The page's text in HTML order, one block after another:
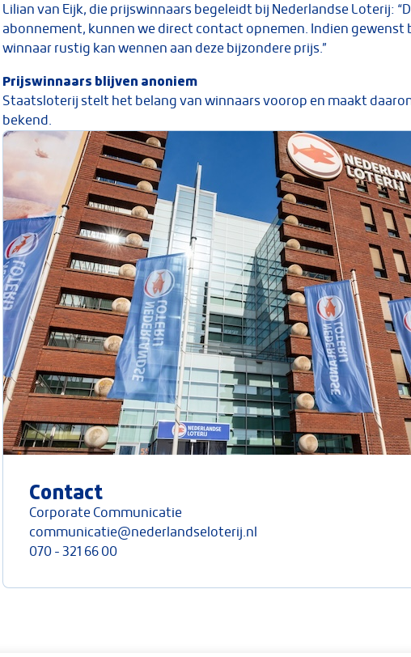
Lilian van Eijk, die prijswinnaars begeleidt bij Nederlandse Loterij:
abonnement, kunnen we direct contact opnemen. Indien gewenst
winnaar rustig kan wennen aan deze bijzondere prijs.”
Prijswinnaars blijven anoniem
Staatsloterij stelt het belang van winnaars voorop en maakt
bekend.
Contact
Corporate Communicatie
communicatie@nederlandseloterij.nl
070 - 321 66 00